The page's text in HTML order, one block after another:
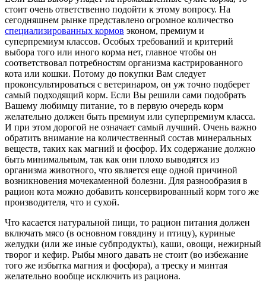
стоит очень ответственно подойти к этому вопросу. На
сегодняшнем рынке представлено огромное количество
специализированных кормов эконом, премиум и
суперпремиум классов. Особых требований и критерий
выбора того или иного корма нет, главное чтобы он
соответствовал потребностям организма кастрированного
кота или кошки. Потому до покупки Вам следует
проконсультироваться с ветеринаром, он уж точно подберет
самый подходящий корм. Если Вы решили сами подобрать
Вашему любимцу питание, то в первую очередь корм
желательно должен быть премиум или суперпремиум класса.
И при этом дорогой не означает самый лучший. Очень важно
обратить внимание на количественный состав минеральных
веществ, таких как магний и фосфор. Их содержание должно
быть минимальным, так как они плохо выводятся из
организма животного, что является еще одной причиной
возникновения мочекаменной болезни. Для разнообразия в
рацион кота можно добавить консервированный корм того же
производителя, что и сухой.
Что касается натуральной пищи, то рацион питания должен
включать мясо (в основном говядину и птицу), куриные
желудки (или же иные субпродукты), каши, овощи, нежирный
творог и кефир. Рыбы много давать не стоит (во избежание
того же избытка магния и фосфора), а треску и минтая
желательно вообще исключить из рациона.